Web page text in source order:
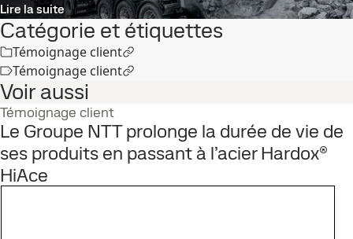
Lire la suite
Catégorie et étiquettes
Témoignage client
Témoignage client
Voir aussi
Témoignage client
Le Groupe NTT prolonge la durée de vie de
ses produits en passant à l’acier Hardox®
HiAce